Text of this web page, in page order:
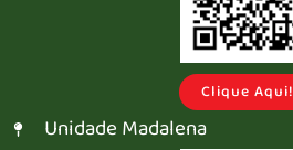
Clique Aqui!
Unidade Madalena